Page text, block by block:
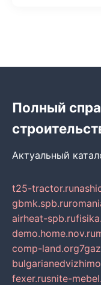
Полный
Актуальный
t25-tractor.ru
gbmk.spb.ru
airheat-spb.ru
demo.home.nov.ru
comp-land.org
fexer.rusnite-